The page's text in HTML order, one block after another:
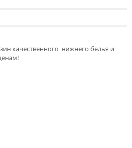
качественного нижнего белья и